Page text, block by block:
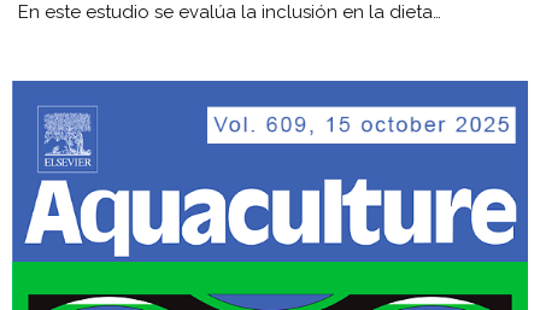
En este estudio se evalúa la inclusión en la dieta…